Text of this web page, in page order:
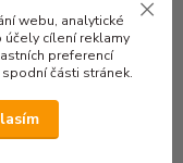
webu, analytické
účely cílení reklamy
preferencí
části stránek.